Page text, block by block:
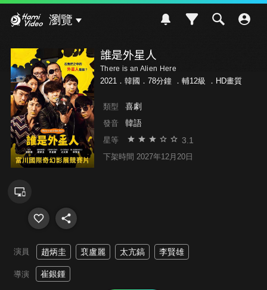
瀏覽
誰是外星人
There is an Alien Here
2021．韓國．78分鐘 ． 輔12級 ．HD畫質
類型 喜劇
發音 韓語
星等 3.1
下架時間 2027年12月20日
演員 趙炳圭 裵盧麗 太亢鎬 李賢雄
導演 崔銀鍾